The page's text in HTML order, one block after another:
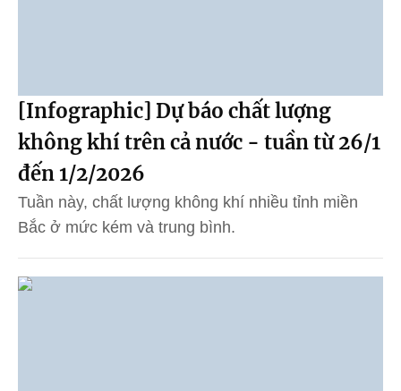
[Infographic] Dự báo chất lượng
không khí trên cả nước - tuần từ 26/1
đến 1/2/2026
Tuần này, chất lượng không khí nhiều tỉnh miền
Bắc ở mức kém và trung bình.